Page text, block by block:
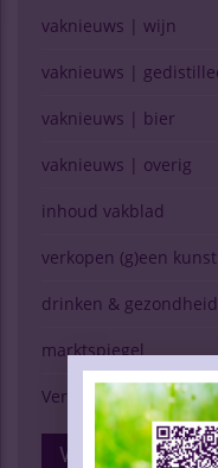
vaknieuws | wijn
vaknieuws |
vaknieuws | bier
vaknieuws | overig
inhoud vakblad
verkopen (g)een kunst
drinken & gezondheid
marktspiegel
Verschijning Drinks
Volg Ons Op